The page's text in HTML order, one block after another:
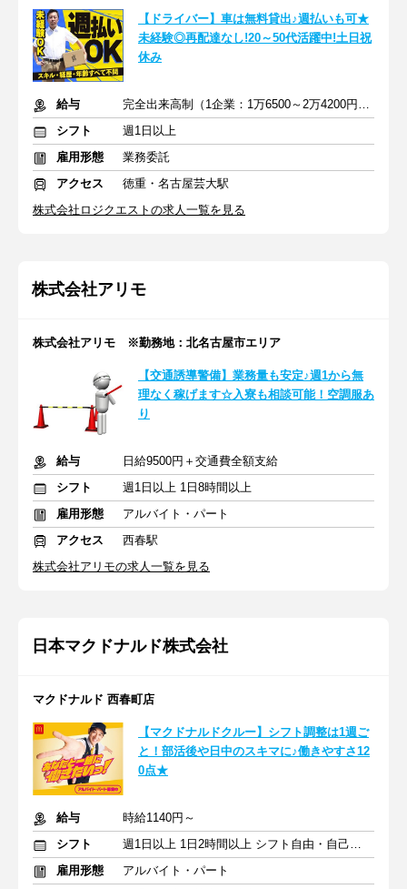
【ドライバー】車は無料貸出♪週払いも可★
未経験◎再配達なし!20～50代活躍中!土日祝
休み
給与
完全出来高制（1企業：1万6500～2万4200円※1日あたり）
シフト
週1日以上
雇用形態
業務委託
アクセス
徳重・名古屋芸大駅
株式会社ロジクエストの求人一覧を見る
株式会社アリモ
株式会社アリモ ※勤務地：北名古屋市エリア
【交通誘導警備】業務量も安定♪週1から無
理なく稼げます☆入寮も相談可能！空調服あ
り
給与
日給9500円＋交通費全額支給
シフト
週1日以上 1日8時間以上
雇用形態
アルバイト・パート
アクセス
西春駅
株式会社アリモの求人一覧を見る
日本マクドナルド株式会社
マクドナルド 西春町店
【マクドナルドクルー】シフト調整は1週ご
と！部活後や日中のスキマに♪働きやすさ12
0点★
給与
時給1140円～
シフト
週1日以上 1日2時間以上 シフト自由・自己申告
雇用形態
アルバイト・パート